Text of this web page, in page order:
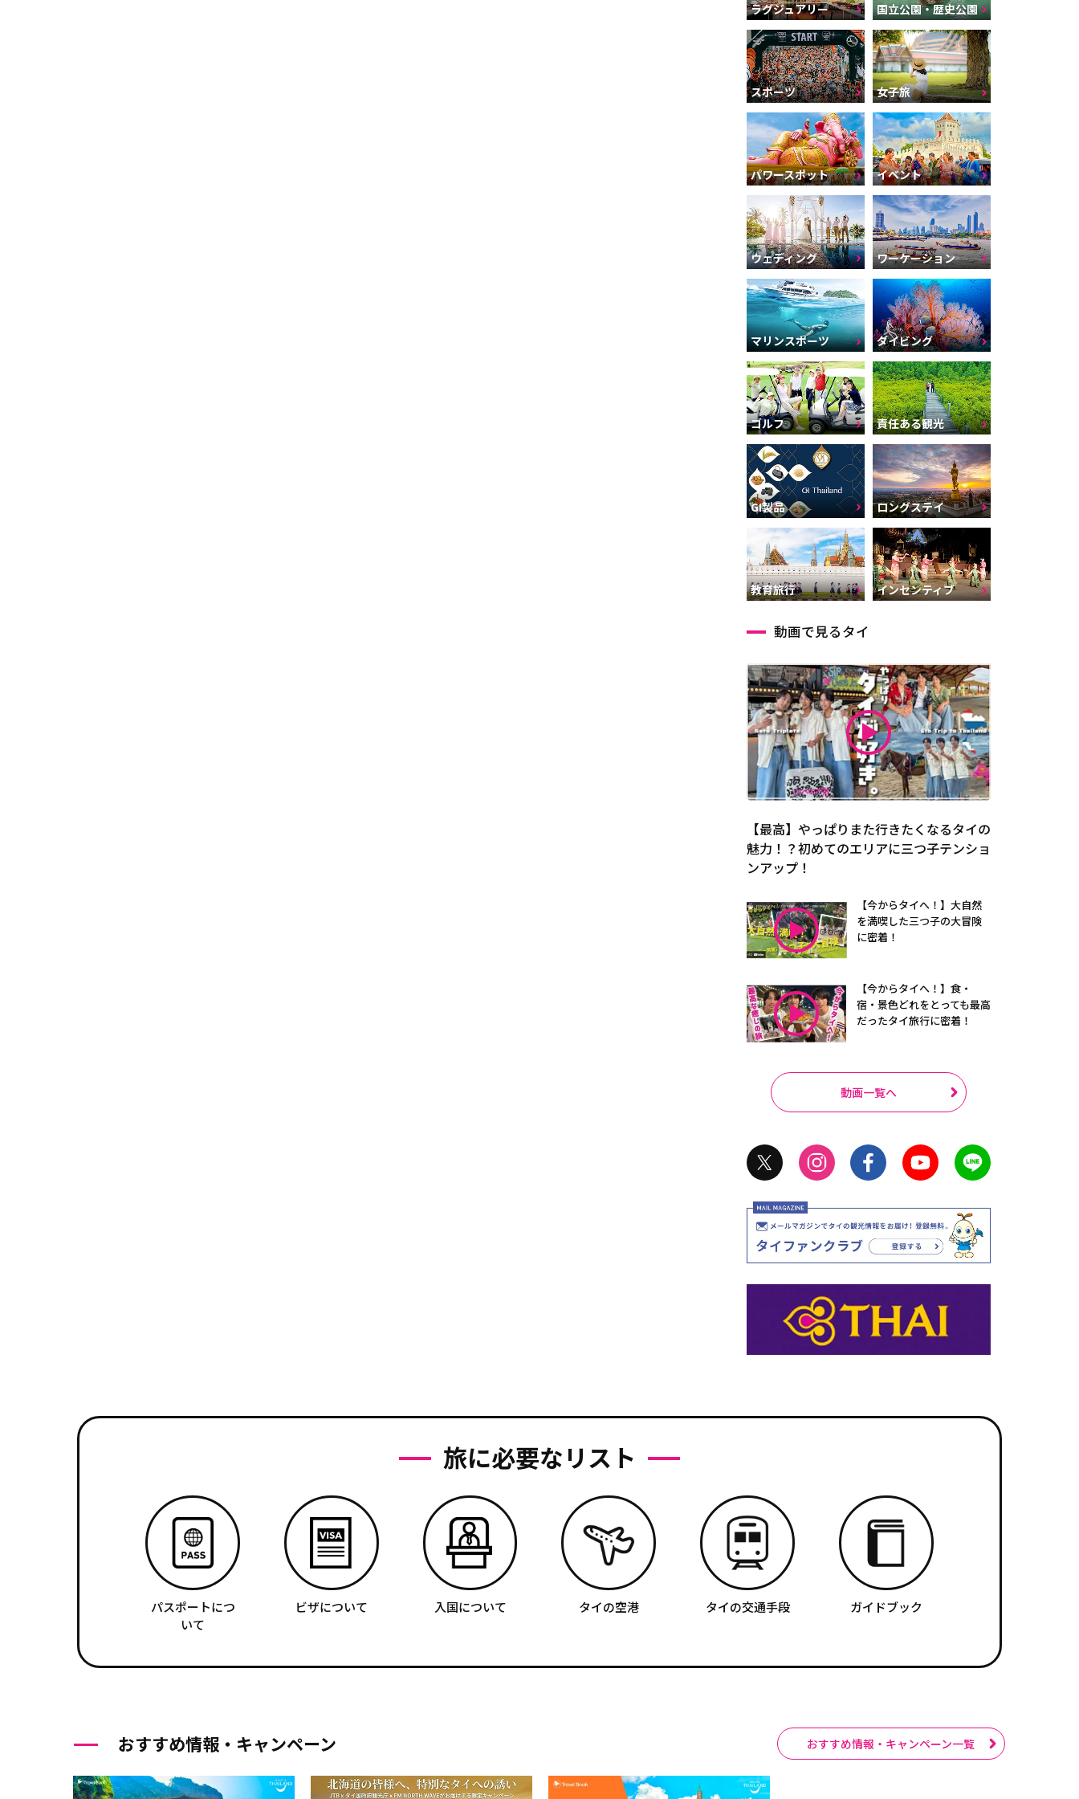
ラグジュアリー 国立公園・歴史公園
スポーツ 女子旅
パワースポット イベント
ウェディング ワーケーション
マリンスポーツ ダイビング
ゴルフ 責任ある観光
GI製品 ロングステイ
教育旅行 インセンティブ
動画で見るタイ
【最高】やっぱりまた行きたくなるタイの
魅力！？初めてのエリアに三つ子テンショ
ンアップ！
【今からタイへ！】大自然
を満喫した三つ子の大冒険
に密着！
【今からタイへ！】食・
宿・景色どれをとっても最高
だったタイ旅行に密着！
動画一覧へ
旅に必要なリスト
パスポートにつ
いて
ビザについて 入国について タイの空港 タイの交通手段 ガイドブック
おすすめ情報・キャンペーン おすすめ情報・キャンペーン一覧